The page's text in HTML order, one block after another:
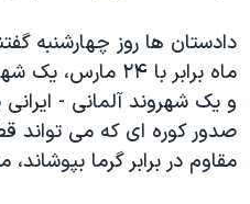
حقوق شهروندی
اقتصادی
علم و فناوری
انتخابات ریاست جمهوری آمریکا ۲۰۲۴
حمله جمهوری اسلامی به
رمز مهسا
زبانهای مختلف
دادستان ها روز چهارشنبه
ماه برابر با ۲۴
و یک شهروند آلمانی - ایرانی
صدور کوره ای که می تواند
مقاوم در برابر گرما بپوشاند،